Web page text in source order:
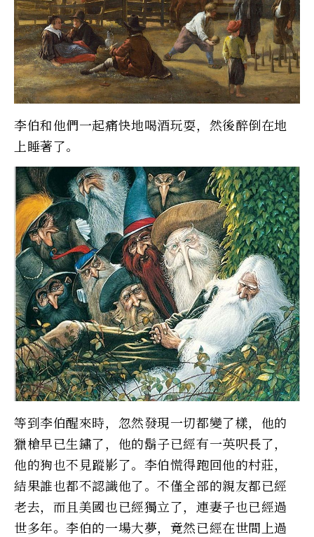
李伯和他們一起痛快地喝酒玩耍，然後醉倒在地
上睡著了。
等到李伯醒來時，忽然發現一切都變了樣，他的
獵槍早已生鏽了，他的鬍子已經有一英呎長了，
他的狗也不見蹤影了。李伯慌得跑回他的村莊，
結果誰也都不認識他了。不僅全部的親友都已經
老去，而且美國也已經獨立了，連妻子也已經過
世多年。李伯的一場大夢，竟然已經在世間上過